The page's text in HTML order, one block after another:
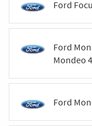
Ford
Ford
Mondeo
Ford